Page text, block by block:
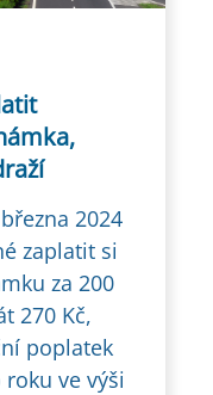
2024
zaplatit si
za 200
270 Kč,
poplatek
ve výši